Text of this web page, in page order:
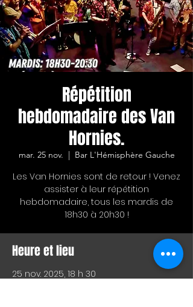
Répétition
hebdomadaire des Van
Hornies.
mar. 25 nov. Bar L'Hémisphère Gauche
Les Van Hornies sont de retour ! Venez
assister à leur répétition
hebdomadaire, tous les mardis de
18h30 à 20h30 !
Heure et lieu
25 nov. 2025, 18 h 30